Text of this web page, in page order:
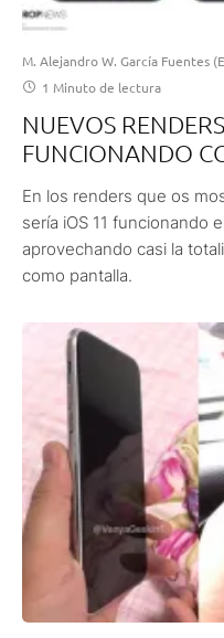
M. Alejandro W. García Fuentes
1 Minuto de lectura
NUEVOS
FUNCIONANDO
En los renders que os
sería iOS 11 funcionando
aprovechando casi la
como pantalla.